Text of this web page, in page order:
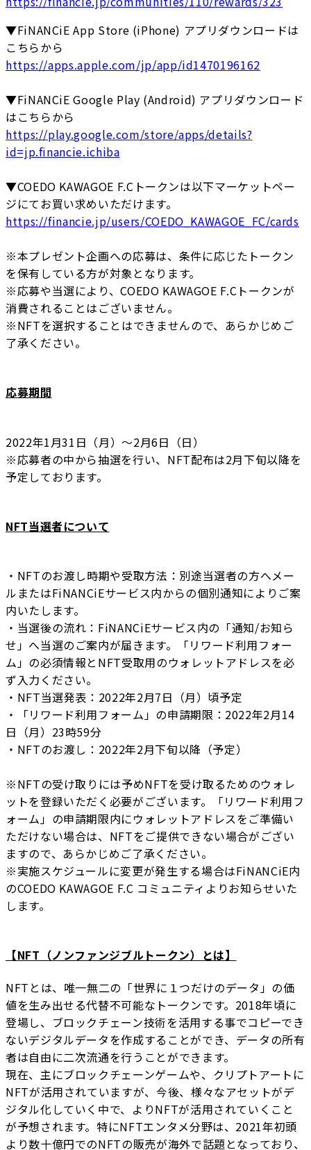
▼FiNANCiE App Store (iPhone) アプリダウンロードは
こちらから
https://apps.apple.com/jp/app/id1470196162
▼FiNANCiE Google Play (Android) アプリダウンロード
はこちらから
https://play.google.com/store/apps/details?
id=jp.financie.ichiba
▼COEDO KAWAGOE F.Cトークンは以下マーケットペー
ジにてお買い求めいただけます。
https://financie.jp/users/COEDO_KAWAGOE_FC/cards
※本プレゼント企画への応募は、条件に応じたトークン
を保有している方が対象となります。
※応募や当選により、COEDO KAWAGOE F.Cトークンが
消費されることはございません。
※NFTを選択することはできませんので、あらかじめご
了承ください。
応募期間
2022年1月31日（月）〜2月6日（日）
※応募者の中から抽選を行い、NFT配布は2月下旬以降を
予定しております。
NFT当選者について
・NFTのお渡し時期や受取方法：別途当選者の方へメー
ルまたはFiNANCiEサービス内からの個別通知によりご案
内いたします。
・当選後の流れ：FiNANCiEサービス内の「通知/お知ら
せ」へ当選のご案内が届きます。「リワード利用フォー
ム」の必須情報とNFT受取用のウォレットアドレスを必
ず入力ください。
・NFT当選発表：2022年2月7日（月）頃予定
・「リワード利用フォーム」の申請期限：2022年2月14
日（月）23時59分
・NFTのお渡し：2022年2月下旬以降（予定）
※NFTの受け取りには予めNFTを受け取るためのウォレ
ットを登録いただく必要がございます。「リワード利用フ
ォーム」の申請期限内にウォレットアドレスをご準備い
ただけない場合は、NFTをご提供できない場合がござい
ますので、あらかじめご了承ください。
※実施スケジュールに変更が発生する場合はFiNANCiE内
のCOEDO KAWAGOE F.C コミュニティよりお知らせいた
します。
【NFT（ノンファンジブルトークン）とは】
NFTとは、唯一無二の「世界に１つだけのデータ」の価
値を生み出せる代替不可能なトークンです。2018年頃に
登場し、ブロックチェーン技術を活用する事でコピーでき
ないデジタルデータを作成することができ、データの所有
者は自由に二次流通を行うことができます。
現在、主にブロックチェーンゲームや、クリプトアートに
NFTが活用されていますが、今後、様々なアセットがデ
ジタル化していく中で、よりNFTが活用されていくこと
が予想されます。特にNFTエンタメ分野は、2021年初頭
より数十億円でのNFTの販売が海外で話題となっており、